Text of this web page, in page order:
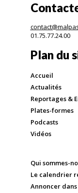
01.75.77.24.00
Plan du
Accueil
Actualités
Reportages &
Plates-formes
Podcasts
Vidéos
Qui sommes-
Le calendrier
Annoncer